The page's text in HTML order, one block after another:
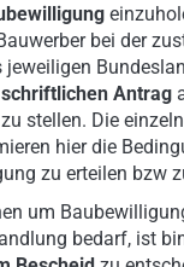
bei der
jeweiligen
Antrag
stellen. Die
hier die
zu erteilen bzw
um
bedarf, ist